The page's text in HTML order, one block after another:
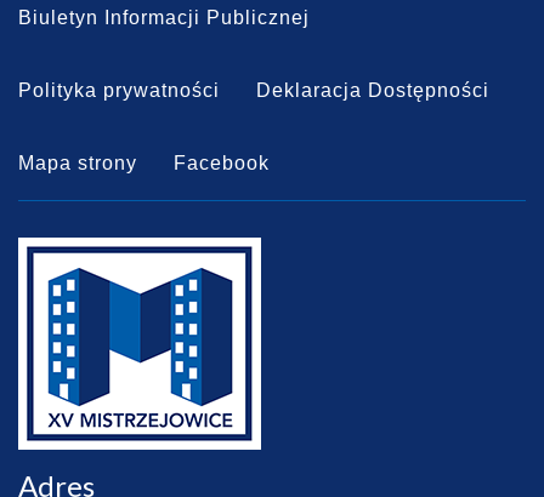
Biuletyn Informacji Publicznej
Polityka prywatności Deklaracja Dostępności
Mapa strony Facebook
Adres